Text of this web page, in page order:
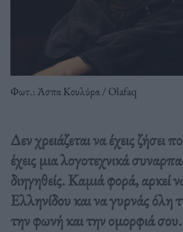
Φωτ.: Άσπα Κουλύρα / Olafaq
Δεν χρειάζεται να έχεις ζήσει
έχεις μια λογοτεχνικά
διηγηθείς. Καμιά φορά, αρκεί
Ελληνίδου και να γυρνάς όλη
την φωνή και την ομορφιά σου.